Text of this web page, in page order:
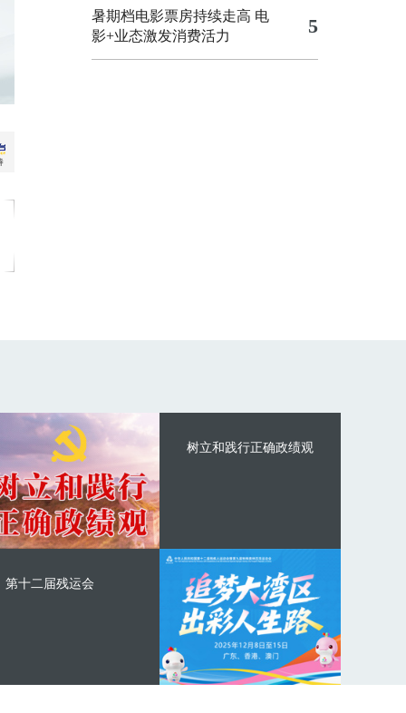
暑期档电影票房持续走高 电
影+业态激发消费活力
5
树立和践行正确政绩观
第十二届残运会